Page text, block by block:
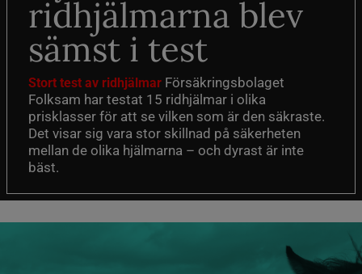
ridhjälmarna blev
sämst i test
Stort test av ridhjälmar Försäkringsbolaget
Folksam har testat 15 ridhjälmar i olika
prisklasser för att se vilken som är den säkraste.
Det visar sig vara stor skillnad på säkerheten
mellan de olika hjälmarna – och dyrast är inte
bäst.